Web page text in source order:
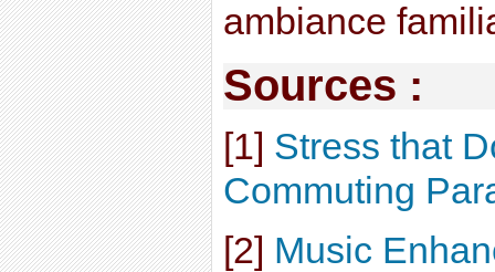
ambiance
Sources :
[1] Stress that
Commuting
[2] Music